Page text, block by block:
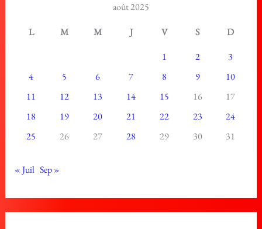
août 2025
L M M J V S
D
1
2
3
4
5 6 7 8 9
10
11
12 13 14 15 16
17
18
19 20 21 22 23
24
25
26 27 28 29 30 31
« Juil Sep »